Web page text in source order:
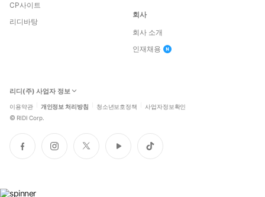
CP사이트
리디바탕
회사
회사 소개
인재채용
리디(주) 사업자 정보
이용약관 개인정보 처리방침 청소년보호정책 사업자정보확인
© RIDI Corp.
페
이
인
스
트
위
유
튜
틱
톡